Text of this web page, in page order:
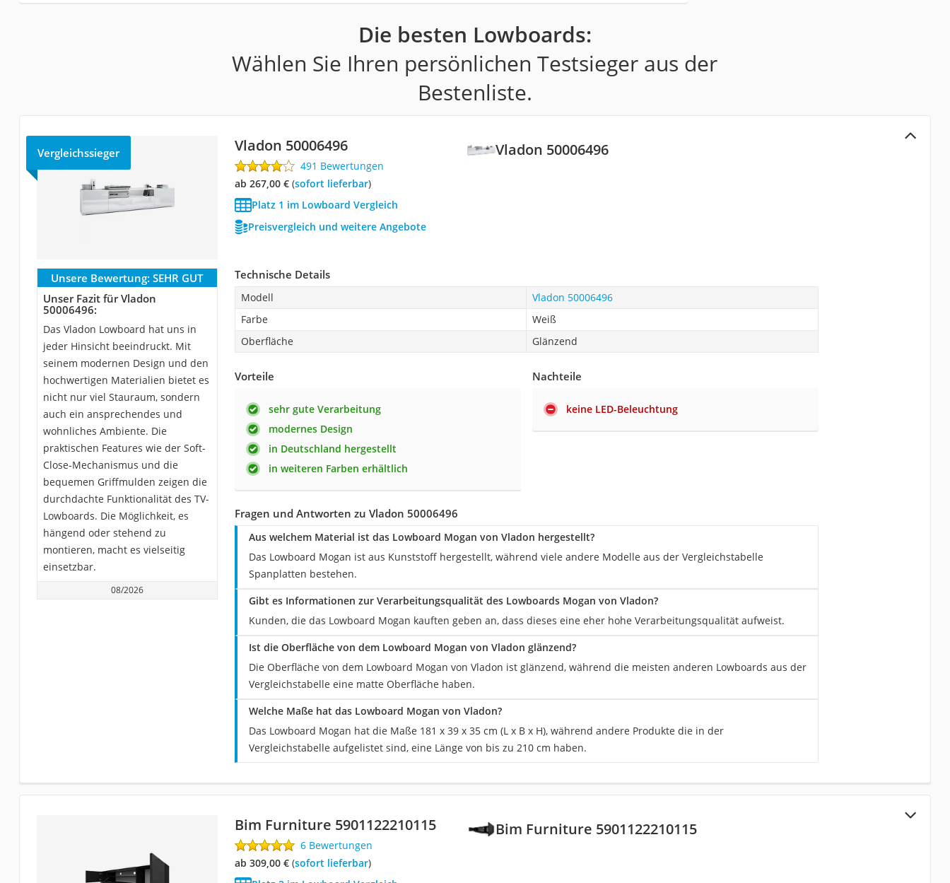
Die besten Lowboards:
Wählen Sie Ihren persönlichen Testsieger aus der
Bestenliste.
Vladon 50006496
Vergleichssieger Vladon 50006496
491 Bewertungen
ab 267,00 €( Sofort lieferbar)
Platz 1 im Lowboard Vergleich
Preisvergleich und weitere Angebote
Unsere Bewertung: SEHR GUT
Unser Fazit für Vladon
50006496:
Das Vladon Lowboard hat uns in
jeder Hinsicht beeindruckt. Mit
seinem modernen Design und den
hochwertigen Materialien bietet es
nicht nur viel Stauraum, sondern
auch ein ansprechendes und
wohnliches Ambiente. Die
praktischen Features wie der Soft-
Close-Mechanismus und die
bequemen Griffmulden zeigen die
durchdachte Funktionalität des TV-
Lowboards. Die Möglichkeit, es
hängend oder stehend zu
montieren, macht es vielseitig
einsetzbar.
08/2026
Technische Details
Modell
Vladon 50006496
Farbe
Weiß
Oberfläche
Glänzend
Vorteile
sehr gute Verarbeitung
modernes Design
in Deutschland hergestellt
in weiteren Farben erhältlich
Nachteile
keine LED-Beleuchtung
Fragen und Antworten zu Vladon 50006496
Aus welchem Material ist das Lowboard Mogan von Vladon hergestellt?
Das Lowboard Mogan ist aus Kunststoff hergestellt, während viele andere Modelle aus der Vergleichstabelle
Spanplatten bestehen.
Gibt es Informationen zur Verarbeitungsqualität des Lowboards Mogan von Vladon?
Kunden, die das Lowboard Mogan kauften geben an, dass dieses eine eher hohe Verarbeitungsqualität aufweist.
Ist die Oberfläche von dem Lowboard Mogan von Vladon glänzend?
Die Oberfläche von dem Lowboard Mogan von Vladon ist glänzend, während die meisten anderen Lowboards aus der
Vergleichstabelle eine matte Oberfläche haben.
Welche Maße hat das Lowboard Mogan von Vladon?
Das Lowboard Mogan hat die Maße 181 x 39 x 35 cm (L x B x H), während andere Produkte die in der
Vergleichstabelle aufgelistet sind, eine Länge von bis zu 210 cm haben.
Bim Furniture 5901122210115
Bim Furniture 5901122210115
6 Bewertungen
ab 309,00 €( Sofort lieferbar)